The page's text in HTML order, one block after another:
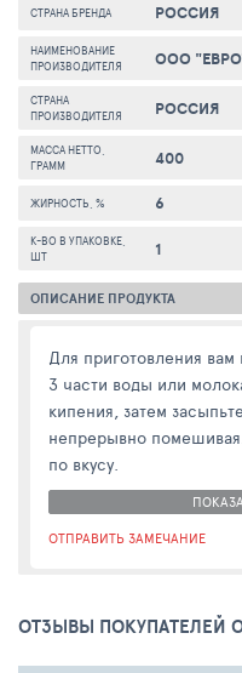
СТРАНА БРЕНДА РОССИЯ
НАИМЕНОВАНИЕ
ПРОИЗВОДИТЕЛЯ
ООО
СТРАНА
ПРОИЗВОДИТЕЛЯ
РОССИЯ
МАССА НЕТТО,
ГРАММ
400
ЖИРНОСТЬ, % 6
К-ВО В УПАКОВКЕ,
ШТ
1
ОПИСАНИЕ ПРОДУКТА
Для приготовления вам
3 части воды или
кипения, затем
непрерывно
по вкусу.
ОТПРАВИТЬ ЗАМЕЧАНИЕ
ОТЗЫВЫ ПОКУПАТЕЛЕЙ